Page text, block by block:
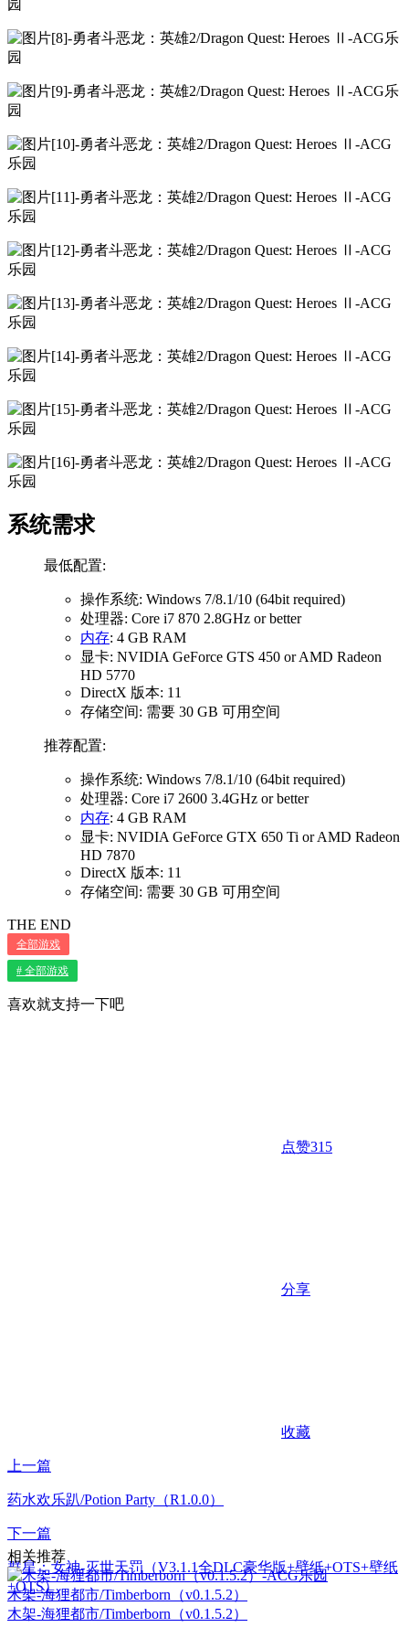
系统需求
最低配置:
操作系统: Windows 7/8.1/10 (64bit required)
处理器: Core i7 870 2.8GHz or better
内存: 4 GB RAM
显卡: NVIDIA GeForce GTS 450 or AMD Radeon
HD 5770
DirectX 版本: 11
存储空间: 需要 30 GB 可用空间
推荐配置:
操作系统: Windows 7/8.1/10 (64bit required)
处理器: Core i7 2600 3.4GHz or better
内存: 4 GB RAM
显卡: NVIDIA GeForce GTX 650 Ti or AMD Radeon
HD 7870
DirectX 版本: 11
存储空间: 需要 30 GB 可用空间
THE END
全部游戏
# 全部游戏
喜欢就支持一下吧
点赞315
分享
收藏
上一篇
药水欢乐趴/Potion Party（R1.0.0）
下一篇
群星：女神-灭世天罚（V3.1.1全DLC豪华版+壁纸+OTS+壁纸
+OTS）
相关推荐
木架-海狸都市/Timberborn（v0.1.5.2）
木架-海狸都市/Timberborn（v0.1.5.2）